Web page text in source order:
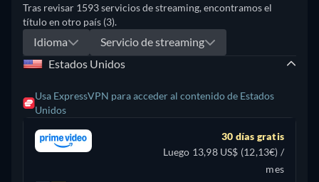
Tras revisar 1593 servicios de streaming, encontramos el
título en otro país (3).
Idioma
Servicio de streaming
Estados Unidos
Usa ExpressVPN para acceder al contenido de Estados
Unidos
30 días gratis
Luego 13,98 US$ (12,13€) /
mes